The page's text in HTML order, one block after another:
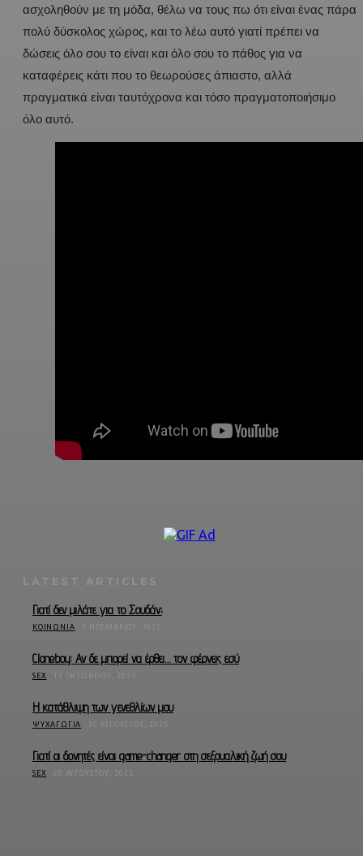
ασχοληθούν με τη μόδα, θέλω να τους πω ότι είναι ένας πάρα
πολύ δύσκολος χώρος, και το λέω αυτό γιατί πρέπει να
δώσεις όλο σου το είναι και όλο σου το πάθος για να
καταφέρεις κάτι που το θεωρούσες άπιαστο, αλλά
πραγματικά είναι ταυτόχρονα και τόσο πραγματοποιήσιμο
όλο αυτό.
LATEST ARTICLES
Γιατί δεν μιλάτε για το Σουδάν;
ΚΟΙΝΩΝΊΑ 1 ΝΟΕΜΒΡΊΟΥ, 2025
Cloneboy: Αν δε μπορεί να έρθει… τον φέρνεις εσύ
SEX 13 ΟΚΤΩΒΡΊΟΥ, 2025
Η κατάθλιψη των γενεθλίων μου
ΨΥΧΑΓΩΓΊΑ 30 ΑΥΓΟΎΣΤΟΥ, 2025
Γιατί οι δονητές είναι game-changer στη σεξουαλική ζωή σου
SEX 28 ΑΥΓΟΎΣΤΟΥ, 2025